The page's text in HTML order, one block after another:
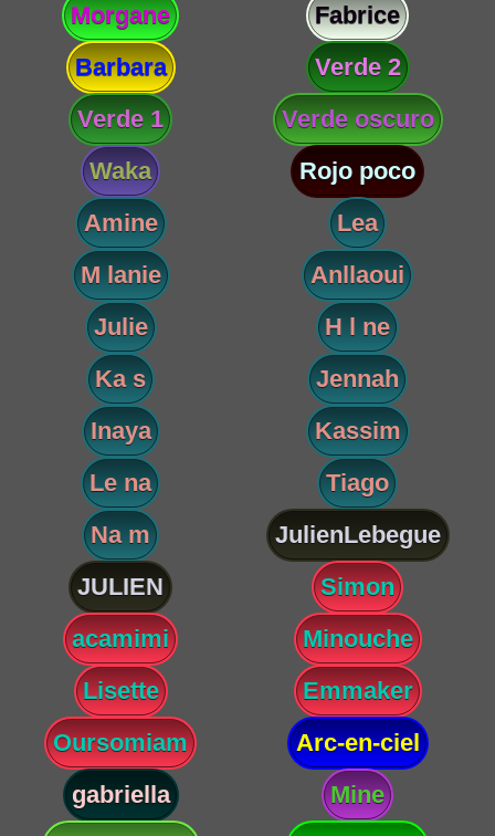
Morgane
Fabrice
Barbara
Verde 2
Verde 1
Verde oscuro
Waka
Rojo poco
Amine
Lea
M lanie
Anllaoui
Julie
H l ne
Ka s
Jennah
Inaya
Kassim
Le na
Tiago
Na m
JulienLebegue
JULIEN
Simon
acamimi
Minouche
Lisette
Emmaker
Oursomiam
Arc-en-ciel
gabriella
Mine